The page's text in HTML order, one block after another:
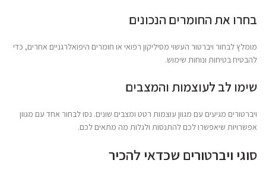
בחרו את החומרים הנכונים
מומלץ לבחור ויברטור העשוי מסיליקון רפואי או חומרים היפואלרגניים אחרים, כדי
להבטיח בטיחות ונוחות שימוש.
שימו לב לעוצמות והמצבים
ויברטורים מגיעים עם מגוון עוצמות רטט ומצבים שונים. נסו לבחור אחד עם מגוון
אפשרויות שיאפשרו לכם להתנסות ולגלות מה מתאים לכם.
סוגי ויברטורים שכדאי להכיר